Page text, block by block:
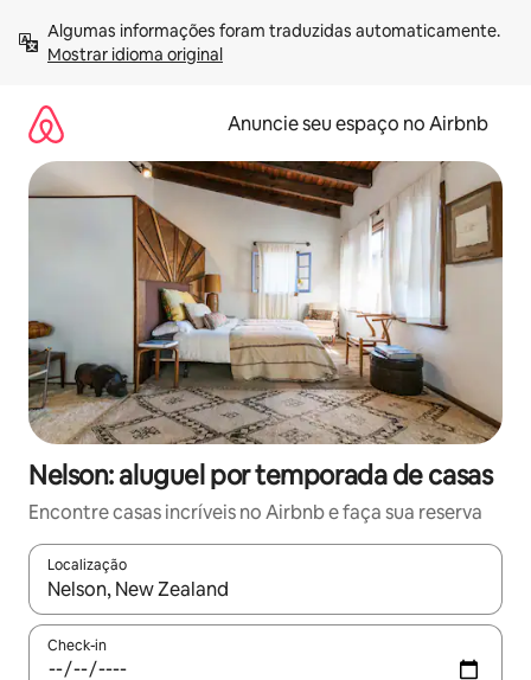
para
Mostrar idioma original
Anuncie seu espaço no Airbnb
Nelson: aluguel por temporada de casas
Encontre casas incríveis no Airbnb e faça sua reserva
Localização
Quando os resultados estiverem disponíveis, explore-os
Check-in